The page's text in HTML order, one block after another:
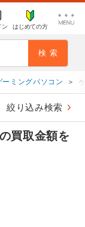
ン はじめての方
ーミングパソコン ＞
絞り込み検索
買取金額を